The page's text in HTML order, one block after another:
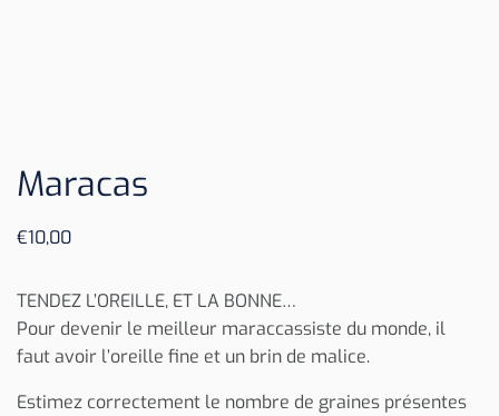
Maracas
€10,00
TENDEZ L’OREILLE, ET LA BONNE…
Pour devenir le meilleur maraccassiste du monde, il
faut avoir l’oreille fine et un brin de malice.
Estimez correctement le nombre de graines présentes